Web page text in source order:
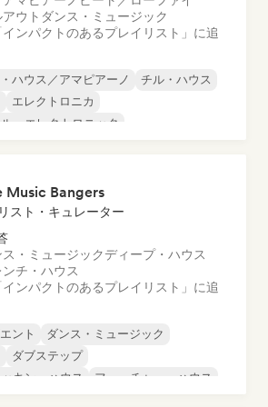
ウト ダンス・ミュージック
ンパクトのあるプレイリスト」に追
ハウス／アマピアーノ
チル・ハウス
エレクトロニカ
・エレクトロニック
Music Bangers
スト・キュレーター
ス・ミュージックディープ・ハウス
チ・ハウス
ンパクトのあるプレイリスト」に追
ント
ダンス・ミュージック
ダブステップ
キン・ハウス
フューチャー・ハウス